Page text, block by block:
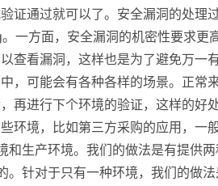
证通过就可以了。安全漏洞的处理
一方面，安全漏洞的机密性要求
查看漏洞，这样也是为了避免万
，可能会有各种各样的场景。正常
再进行下个环境的验证，这样的好
环境，比如第三方采购的应用，一
和生产环境。我们的做法是有提供
针对于只有一种环境，我们的做